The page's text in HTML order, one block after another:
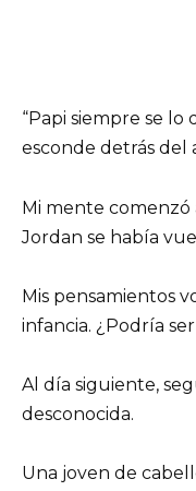
“Papi siempre se
esconde detrás del
Mi mente comenzó
Jordan se había
Mis pensamientos
infancia. ¿Podría
Al día siguiente,
desconocida.
Una joven de